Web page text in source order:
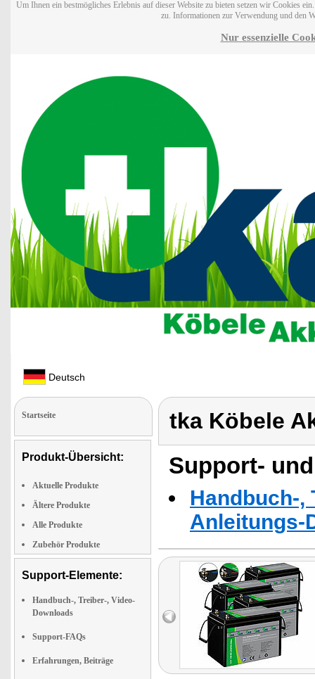
Um Ihnen ein bestmögliches Erlebnis auf dieser Website zu bieten setzen wir Cookies
zu. Informationen zur Verwendung und den
Nur essenzielle
Deutsch
Startseite
Produkt-Übersicht:
Aktuelle Produkte
Ältere Produkte
Alle Produkte
Zubehör Produkte
Support-Elemente:
Handbuch-, Treiber-, Video-
Downloads
Support-FAQs
Erfahrungen, Beiträge
tka Köbele
Support-
Handbuch-,
Anleitungs-